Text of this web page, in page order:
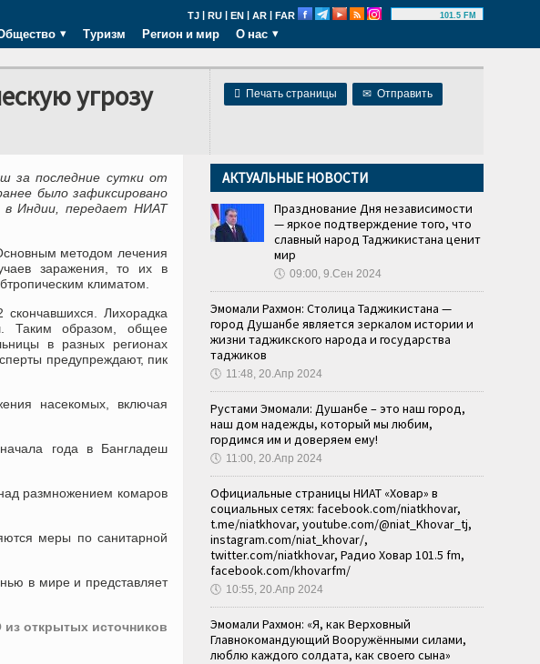
TJ | RU | EN | AR | FAR 101.5 FM
Туризм Регион и мир О нас
 Печать страницы ✉ Отправить
угрозу
за последние сутки от
было зафиксировано
в Индии, передает НИАТ
методом лечения
заражения, то их в
климатом.
скончавшихся. Лихорадка
Таким образом, общее
в разных регионах
предупреждают, пик
насекомых, включая
года в Бангладеш
размножением комаров
меры по санитарной
в мире и представляет
открытых источников
АКТУАЛЬНЫЕ НОВОСТИ
Празднование Дня независимости
— яркое подтверждение того, что
славный народ Таджикистана ценит
мир
🕔 09:00, 9.Сен 2024
Эмомали Рахмон: Столица Таджикистана —
город Душанбе является зеркалом истории и
жизни таджикского народа и государства
таджиков
🕔 11:48, 20.Апр 2024
Рустами Эмомали: Душанбе – это наш город,
наш дом надежды, который мы любим,
гордимся им и доверяем ему!
🕔 11:00, 20.Апр 2024
Официальные страницы НИАТ «Ховар» в
социальных сетях: facebook.com/niatkhovar,
t.me/niatkhovar, youtube.com/@niat_Khovar_tj,
instagram.com/niat_khovar/,
twitter.com/niatkhovar, Радио Ховар 101.5 fm,
facebook.com/khovarfm/
🕔 10:55, 20.Апр 2024
Эмомали Рахмон: «Я, как Верховный
Главнокомандующий Вооружёнными силами,
люблю каждого солдата, как своего сына»